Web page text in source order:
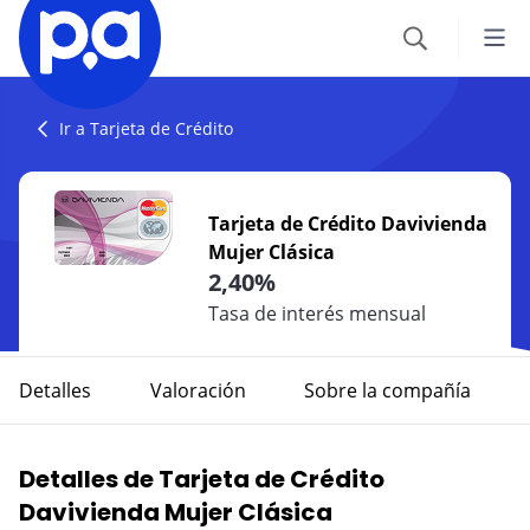
Seguros
VEHÍCULOS
Seguro Todo Riesgo
Seguro para Motos
Seguro de Viaje
Productos financieros
CRÉDITOS
Crédito Hipotecario
Credito de Consumo
TARJETAS
Blog
Finanzas
Ir a Tarjeta de Crédito
Tarjeta de Crédito Davivienda
Mujer Clásica
2,40%
Tasa de interés mensual
Detalles Valoración Sobre la compañía
Detalles de Tarjeta de Crédito
Davivienda Mujer Clásica